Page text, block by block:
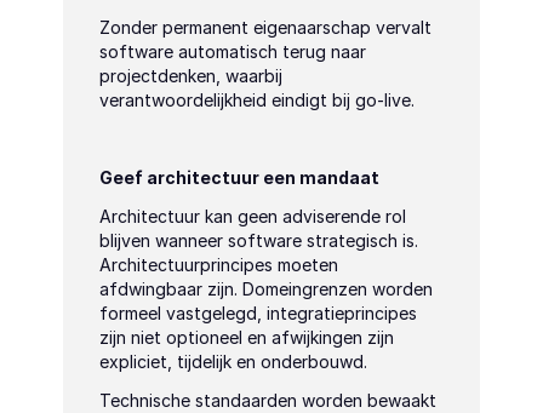
Zonder permanent eigenaarschap vervalt
software automatisch terug naar
projectdenken, waarbij
verantwoordelijkheid eindigt bij go-live.
Geef architectuur een mandaat
Architectuur kan geen adviserende rol
blijven wanneer software strategisch is.
Architectuurprincipes moeten
afdwingbaar zijn. Domeingrenzen worden
formeel vastgelegd, integratieprincipes
zijn niet optioneel en afwijkingen zijn
expliciet, tijdelijk en onderbouwd.
Technische standaarden worden bewaakt